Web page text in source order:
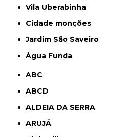
Vila Uberabinha
cidade monções
jardim São Saveiro
Água Funda
ABC
ABCD
ALDEIA DA SERRA
ARUJÁ